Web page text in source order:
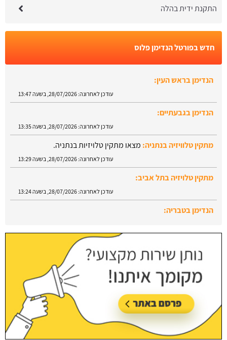
התקנת ידית בהלה
חדש בפורטל הנדימן פלוס
הנדימן בראש העין:
עודכן לאחרונה: 28/07/2026, בשעה 13:47
הנדימן בגבעתיים:
עודכן לאחרונה: 28/07/2026, בשעה 13:35
מתקין טלוויזיה בנתניה: מצאו מתקין טלויזיות בנתניה.
עודכן לאחרונה: 28/07/2026, בשעה 13:29
מתקין טלויזיה בתל אביב:
עודכן לאחרונה: 28/07/2026, בשעה 13:24
הנדימן בטבריה: